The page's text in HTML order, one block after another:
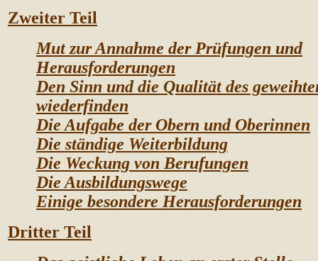
Zweiter Teil
Mut zur Annahme der Prüfungen und
Herausforderungen
Den Sinn und die Qualität des
wiederfinden
Die Aufgabe der Obern und Oberinnen
Die ständige Weiterbildung
Die Weckung von Berufungen
Die Ausbildungswege
Einige besondere Herausforderungen
Dritter Teil